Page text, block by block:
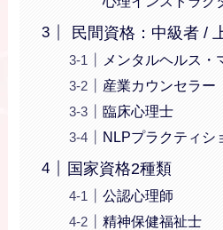
民間資格：中級者 /
メンタルヘルス・
産業カウンセラー
臨床心理士
NLPプラクティシ
国家資格2種類
公認心理師
精神保健福祉士